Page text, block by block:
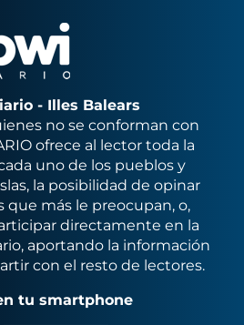
- Illes Balears
no se conforman con
ofrece al lector toda la
uno de los pueblos y
la posibilidad de opinar
que más le preocupan, o,
directamente en la
aportando la información
con el resto de lectores.
tu smartphone